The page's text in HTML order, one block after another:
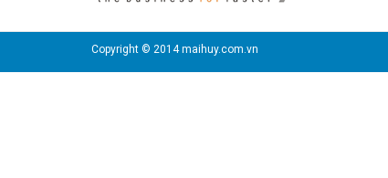
Copyright © 2014 maihuy.com.vn